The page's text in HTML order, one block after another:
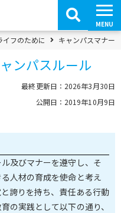
MENU
フのために キャンパスマナー
ンパスルール
最終更新日：2026年3月30日
公開日：2019年10月9日
及びマナーを遵守し、そ
人材の育成を使命と考え
誇りを持ち、責任ある行動
の実践として以下の通り、